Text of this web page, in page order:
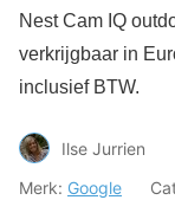
Nest Cam IQ
verkrijgbaar in
inclusief BTW.
Ilse Jurrien
Merk: Google